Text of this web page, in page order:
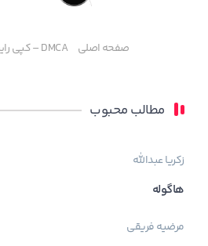
صفحه اصلی DMCA – کپی رایت
مطالب محبوب
زکریا عبدالله
هاگوله
مرضیه فریقی